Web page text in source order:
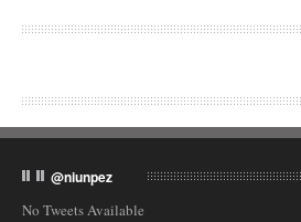
@niunpez
No Tweets Available